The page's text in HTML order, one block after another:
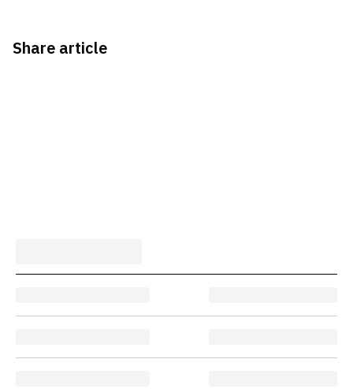
Share article